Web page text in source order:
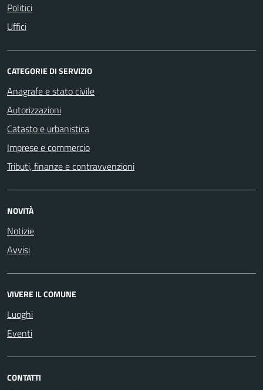
Politici
Uffici
CATEGORIE DI SERVIZIO
Anagrafe e stato civile
Autorizzazioni
Catasto e urbanistica
Imprese e commercio
Tributi, finanze e contravvenzioni
NOVITÀ
Notizie
Avvisi
VIVERE IL COMUNE
Luoghi
Eventi
CONTATTI